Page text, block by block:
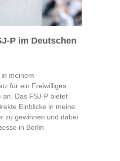
P im Deutschen
meinem
für ein Freiwilliges
an. Das FSJ-P bietet
Einblicke in meine
zu gewinnen und dabei
in Berlin